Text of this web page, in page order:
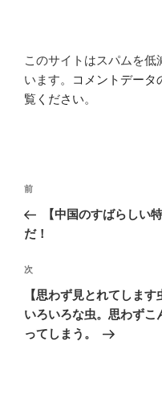
このサイトはスパムを低
います。
コメントデータ
覧ください。
投
ナ
ゲ
ー
シ
ョ
前
の
投
前
【中国のすばらしい
だ！
次
の
投
稿
次
【思わず見とれてしま
いろいろな虫。思わずこ
ってしまう。